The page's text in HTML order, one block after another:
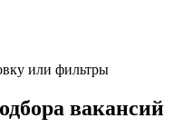
или фильтры
вакансий